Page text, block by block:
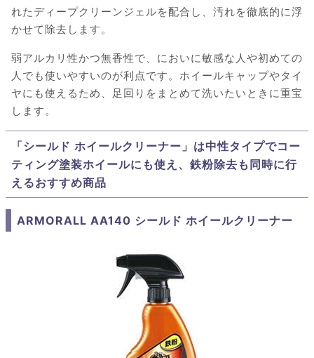
れたディープクリーンジェルを配合し、汚れを徹底的に浮
かせて除去します。
弱アルカリ性かつ無香性で、においに敏感な人や初めての
人でも使いやすいのが利点です。ホイールキャップやタイ
ヤにも使えるため、足回りをまとめて洗いたいときに重宝
します。
「シールド ホイールクリーナー」は中性タイプでコー
ティング塗装ホイールにも使え、鉄粉除去も同時に行
えるおすすめ商品
ARMORALL AA140 シールド ホイールクリーナー